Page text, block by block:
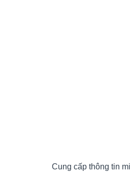
Cung cấp thông tin